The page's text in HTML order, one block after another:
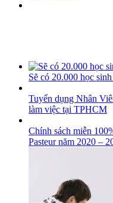
Sẽ có 20.000 học
Tuyển dụng Nhân
làm việc tại TPHCM
Chính sách miễn
Pasteur năm 2020 –